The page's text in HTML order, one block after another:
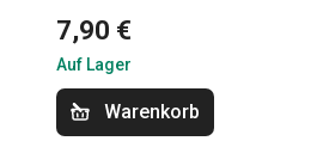
7,90 €
Auf Lager
Warenkorb